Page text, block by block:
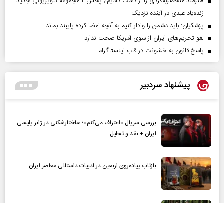
زنده‌یاد عبدی در آینده نزدیک
پزشکیان: باید دشمن را وادار کنیم به آنچه امضا کرده پایبند بماند
لغو تحریم‌های ایران از سوی آمریکا صحت ندارد
پاسخ قانون به خشونت در قاب اینستاگرام
پیشنهاد سردبیر
بررسی سریال «اعتراف می‌کنم»؛ ساختارشکنی در ژانر پلیسی
ایران + نقد و تحلیل
بازتاب پیاده‌روی اربعین در ادبیات داستانی معاصر ایران